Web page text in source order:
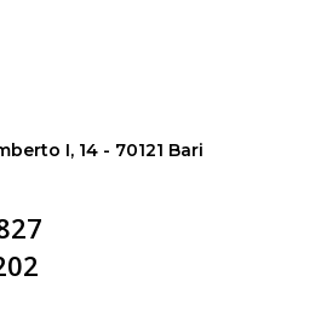
I, 14 - 70121 Bari